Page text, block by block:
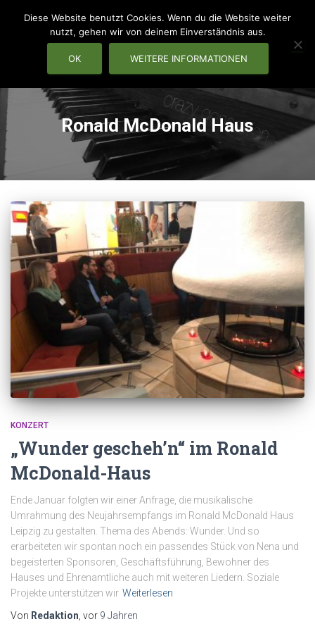
Ronald McDonald Haus
KONZERT
„Wunder gescheh’n“ im Ronald
McDonald-Haus
Ende Januar folgten wir einer Anfrage, die musikalische
Umrahmung des Neujahrsempfangs im Ronald McDonald Haus
Leipzig zu gestalten. Thema des Abends: Wunder. Und so
erarbeiteten wir spontan noch ein passendes Stück von Nena und
begeisterten Sponsoren, Geschäftsführung, Bewohner des
Hauses und Ehrenamtliche auch mit weiteren Liedern. Soziale
Projekte unterstützen wir Weiterlesen
Von Redaktion , vor 9 Jahren
Diese Website benutzt Cookies. Wenn du die Website weiter
nutzt, gehen wir von deinem Einverständnis aus.
OK WEITERE INFORMATIONEN